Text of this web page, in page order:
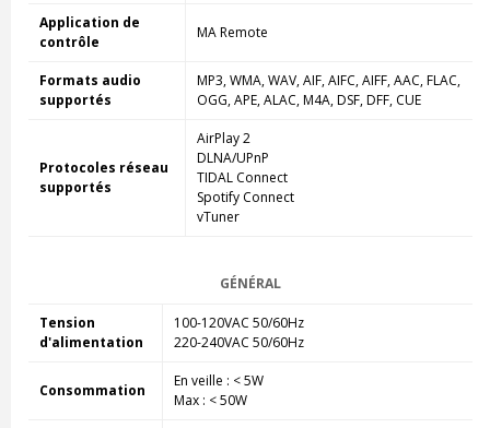
Application de
contrôle
MA Remote
Formats audio
supportés
MP3, WMA, WAV, AIF, AIFC, AIFF, AAC, FLAC,
OGG, APE, ALAC, M4A, DSF, DFF, CUE
Protocoles réseau
supportés
AirPlay 2
DLNA/UPnP
TIDAL Connect
Spotify Connect
vTuner
GÉNÉRAL
Tension
d'alimentation
100-120VAC 50/60Hz
220-240VAC 50/60Hz
Consommation
En veille : < 5W
Max : < 50W